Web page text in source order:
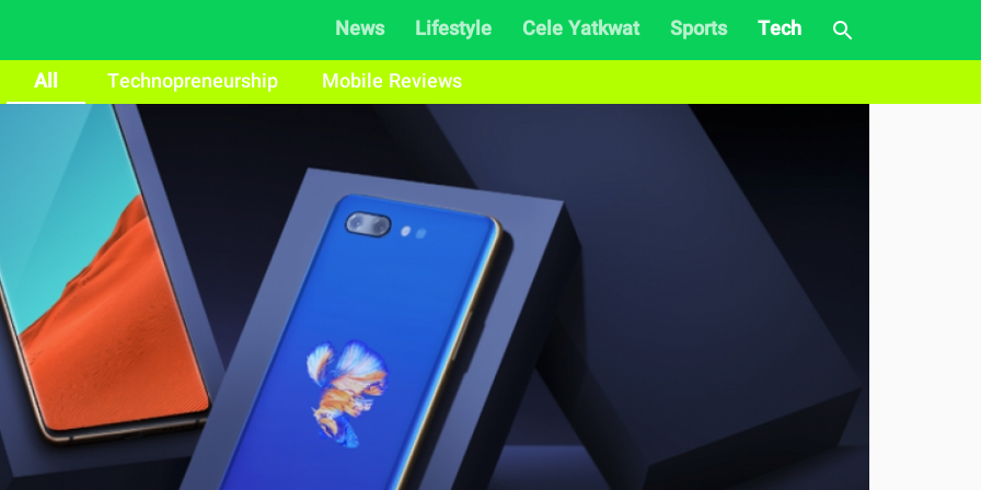
News Lifestyle Cele Yatkwat Sports
Tech
All
Technopreneurship Mobile Reviews